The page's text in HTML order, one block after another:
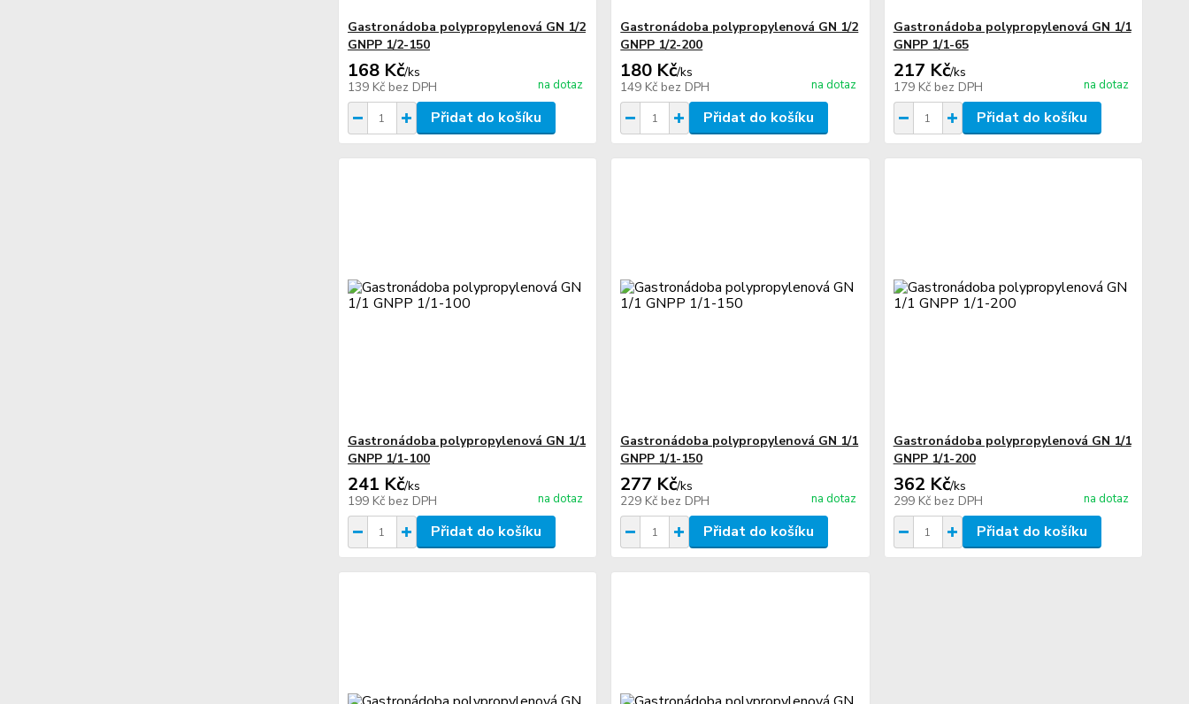
Gastronádoba polypropylenová GN 1/2
GNPP 1/2-150
168 Kč/ks
139 Kč bez DPH na dotaz
Přidat do košíku
Gastronádoba polypropylenová GN 1/2
GNPP 1/2-200
180 Kč/ks
149 Kč bez DPH na dotaz
Přidat do košíku
Gastronádoba polypropylenová GN 1/1
GNPP 1/1-65
217 Kč/ks
179 Kč bez DPH na dotaz
Přidat do košíku
Gastronádoba polypropylenová GN 1/1
GNPP 1/1-100
241 Kč/ks
199 Kč bez DPH na dotaz
Přidat do košíku
Gastronádoba polypropylenová GN 1/1
GNPP 1/1-150
277 Kč/ks
229 Kč bez DPH na dotaz
Přidat do košíku
Gastronádoba polypropylenová GN 1/1
GNPP 1/1-200
362 Kč/ks
299 Kč bez DPH na dotaz
Přidat do košíku